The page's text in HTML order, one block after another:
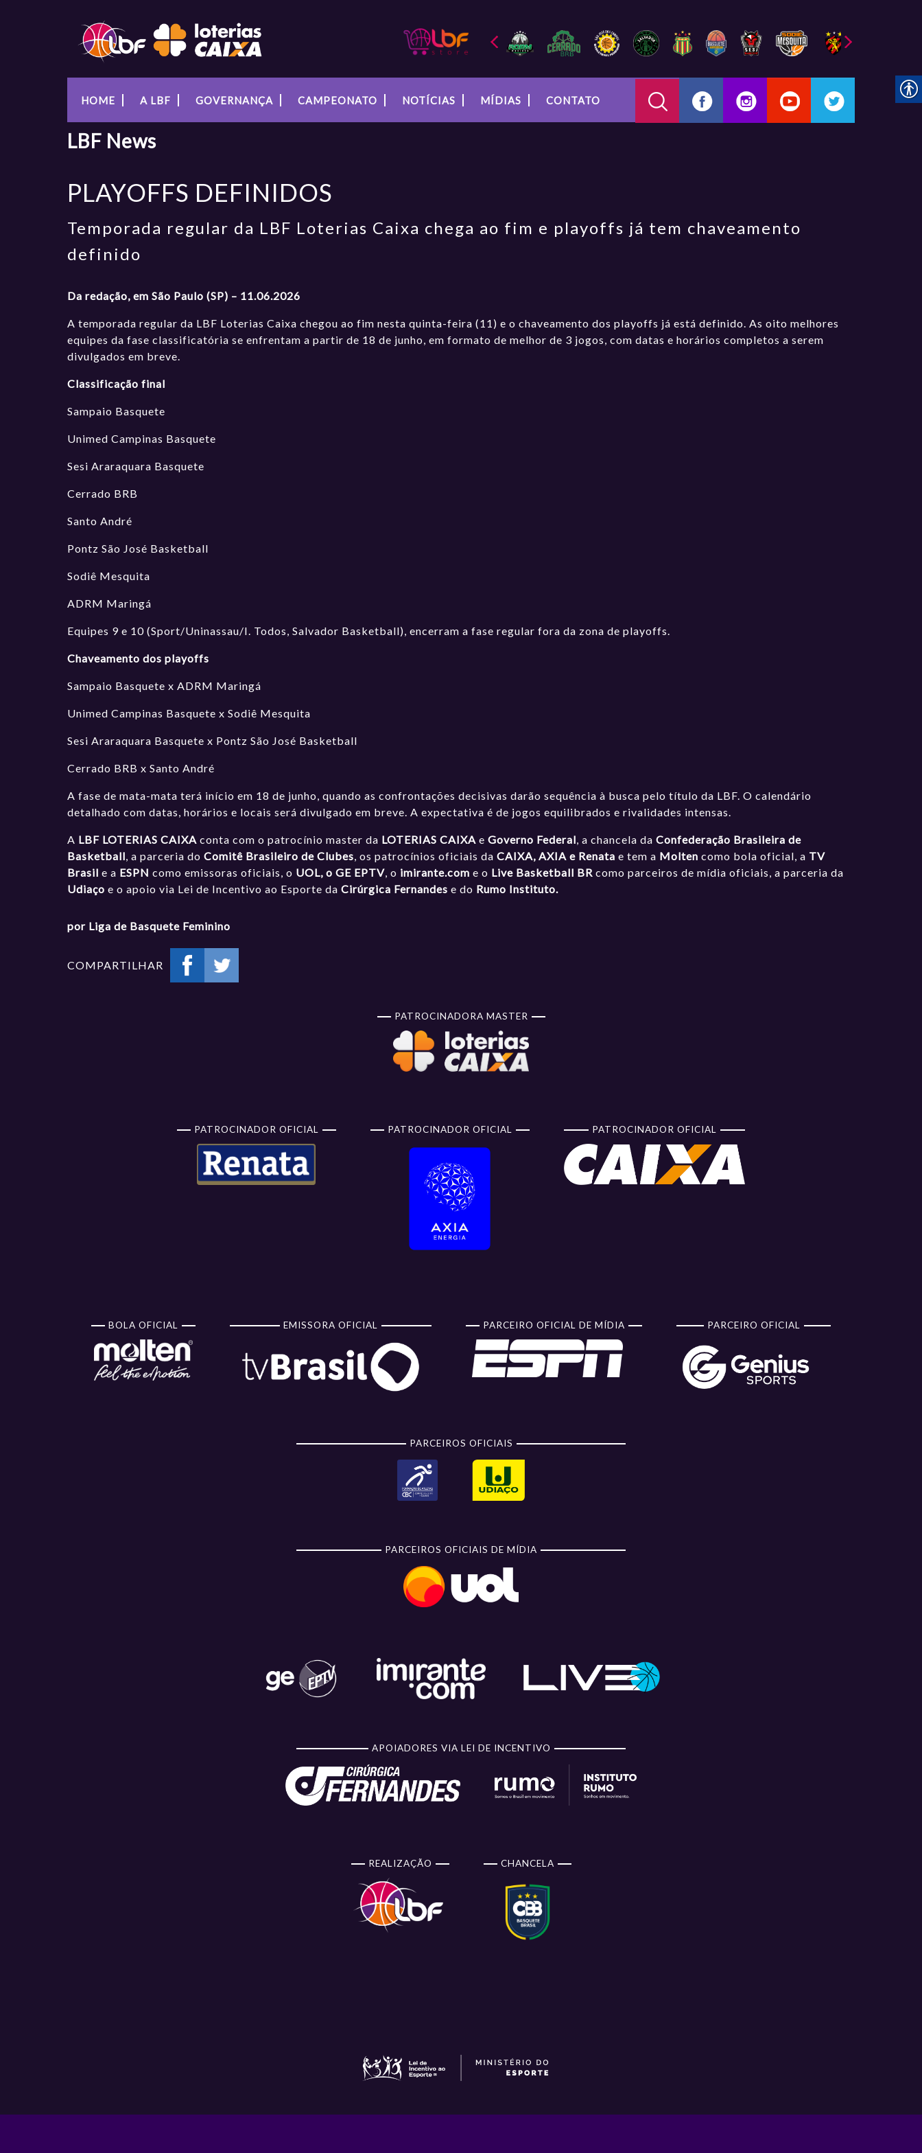
HOME A LBF GOVERNANÇA CAMPEONATO NOTÍCIAS MÍDIAS CONTATO
LBF News
PLAYOFFS DEFINIDOS
Temporada regular da LBF Loterias Caixa chega ao fim e playoffs já tem chaveamento
definido
Da redação, em São Paulo (SP) – 11.06.2026
A temporada regular da LBF Loterias Caixa chegou ao fim nesta quinta-feira (11) e o chaveamento dos playoffs já está definido. As oito melhores
equipes da fase classificatória se enfrentam a partir de 18 de junho, em formato de melhor de 3 jogos, com datas e horários completos a serem
divulgados em breve.
Classificação final
Sampaio Basquete
Unimed Campinas Basquete
Sesi Araraquara Basquete
Cerrado BRB
Santo André
Pontz São José Basketball
Sodiê Mesquita
ADRM Maringá
Equipes 9 e 10 (Sport/Uninassau/I. Todos, Salvador Basketball), encerram a fase regular fora da zona de playoffs.
Chaveamento dos playoffs
Sampaio Basquete x ADRM Maringá
Unimed Campinas Basquete x Sodiê Mesquita
Sesi Araraquara Basquete x Pontz São José Basketball
Cerrado BRB x Santo André
A fase de mata-mata terá início em 18 de junho, quando as confrontações decisivas darão sequência à busca pelo título da LBF. O calendário
detalhado com datas, horários e locais será divulgado em breve. A expectativa é de jogos equilibrados e rivalidades intensas.
A LBF LOTERIAS CAIXAconta com o patrocínio master da LOTERIAS CAIXA eGoverno Federal, a chancela daConfederação Brasileira de
Basketball, a parceria do Comitê Brasileiro de Clubes, os patrocínios oficiais daCAIXA, AXIA e Renata e tem a Molten como bola oficial, a TV
Brasil e a ESPNcomo emissoras oficiais, o UOL, o GE EPTV, o imirante.com e o Live Basketball BR como parceiros de mídia oficiais, a parceria da
Udiaço e o apoio via Lei de Incentivo ao Esporte daCirúrgica Fernandese do Rumo Instituto.
por Liga de Basquete Feminino
COMPARTILHAR
PATROCINADORA MASTER
PATROCINADOR OFICIAL PATROCINADOR OFICIAL PATROCINADOR OFICIAL
BOLA OFICIAL EMISSORA OFICIAL PARCEIRO OFICIAL DE MÍDIA PARCEIRO OFICIAL
PARCEIROS OFICIAIS
PARCEIROS OFICIAIS DE MÍDIA
APOIADORES VIA LEI DE INCENTIVO
REALIZAÇÃO CHANCELA